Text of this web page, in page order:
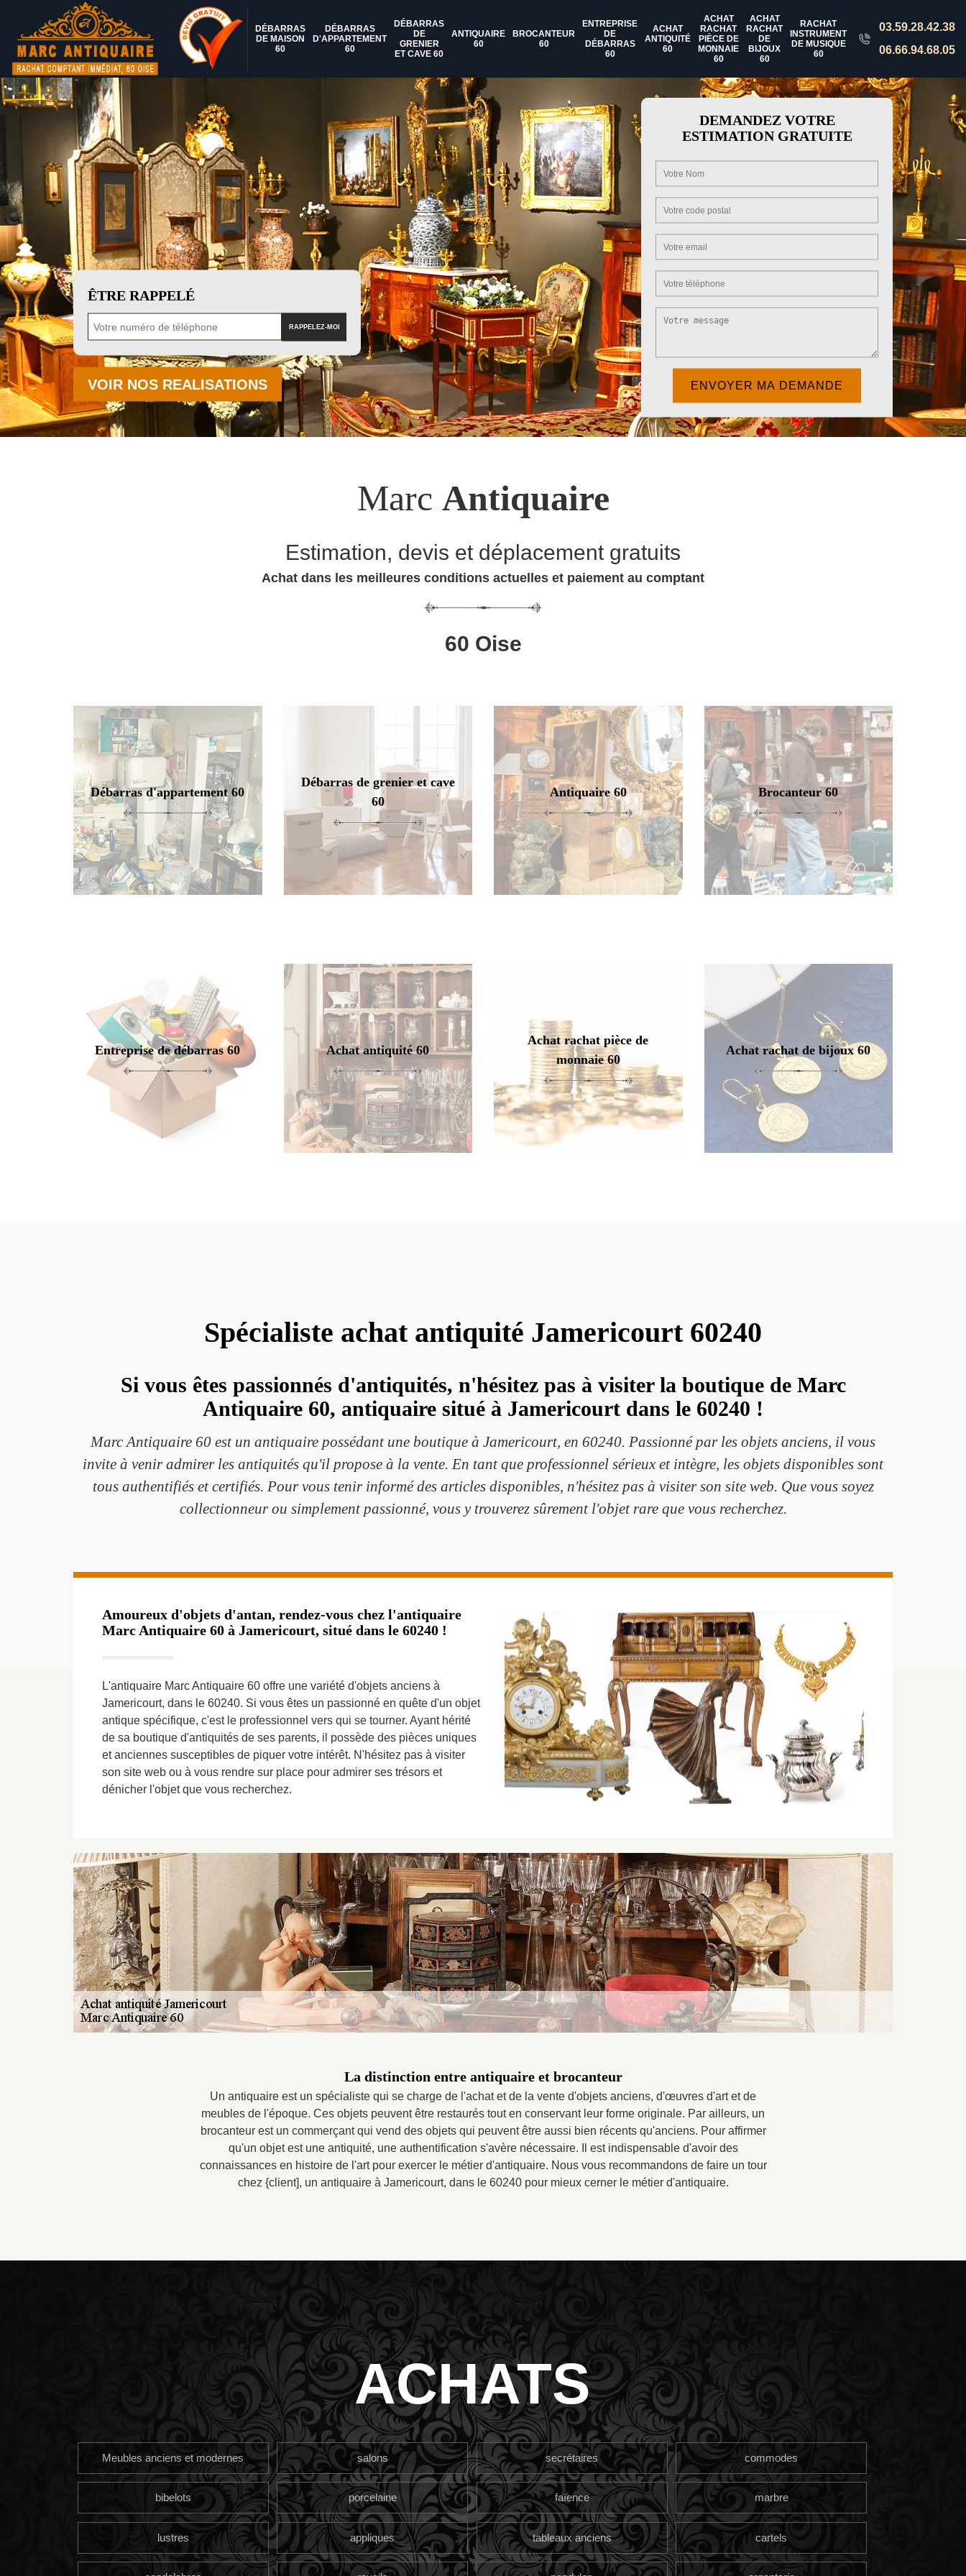
DÉBARRAS
DE MAISON
60
DÉBARRAS
D'APPARTEMENT
60
DÉBARRAS
DE
GRENIER
ET CAVE 60
ANTIQUAIRE
60
BROCANTEUR
60
ENTREPRISE
DE
DÉBARRAS
60
ACHAT
ANTIQUITÉ
60
ACHAT
RACHAT
PIÈCE DE
MONNAIE
60
ACHAT
RACHAT
DE
BIJOUX
60
RACHAT
INSTRUMENT
DE MUSIQUE
60
03.59.28.42.38
06.66.94.68.05
ÊTRE RAPPELÉ
VOIR NOS REALISATIONS
DEMANDEZ VOTRE
ESTIMATION GRATUITE
Marc Antiquaire
Estimation, devis et déplacement gratuits
Achat dans les meilleures conditions actuelles et paiement au comptant
60 Oise
Débarras d'appartement 60
Débarras de grenier et cave
60
Antiquaire 60 Brocanteur 60
Entreprise de débarras 60 Achat antiquité 60
Achat rachat pièce de
monnaie 60
Achat rachat de bijoux 60
Spécialiste achat antiquité Jamericourt 60240
Si vous êtes passionnés d'antiquités, n'hésitez pas à visiter la boutique de Marc
Antiquaire 60, antiquaire situé à Jamericourt dans le 60240 !
Marc Antiquaire 60 est un antiquaire possédant une boutique à Jamericourt, en 60240. Passionné par les objets anciens, il vous
invite à venir admirer les antiquités qu'il propose à la vente. En tant que professionnel sérieux et intègre, les objets disponibles sont
tous authentifiés et certifiés. Pour vous tenir informé des articles disponibles, n'hésitez pas à visiter son site web. Que vous soyez
collectionneur ou simplement passionné, vous y trouverez sûrement l'objet rare que vous recherchez.
Amoureux d'objets d'antan, rendez-vous chez l'antiquaire
Marc Antiquaire 60 à Jamericourt, situé dans le 60240 !
L'antiquaire Marc Antiquaire 60 offre une variété d'objets anciens à
Jamericourt, dans le 60240. Si vous êtes un passionné en quête d'un objet
antique spécifique, c'est le professionnel vers qui se tourner. Ayant hérité
de sa boutique d'antiquités de ses parents, il possède des pièces uniques
et anciennes susceptibles de piquer votre intérêt. N'hésitez pas à visiter
son site web ou à vous rendre sur place pour admirer ses trésors et
dénicher l'objet que vous recherchez.
La distinction entre antiquaire et brocanteur
Un antiquaire est un spécialiste qui se charge de l'achat et de la vente d'objets anciens, d'œuvres d'art et de
meubles de l'époque. Ces objets peuvent être restaurés tout en conservant leur forme originale. Par ailleurs, un
brocanteur est un commerçant qui vend des objets qui peuvent être aussi bien récents qu'anciens. Pour affirmer
qu'un objet est une antiquité, une authentification s'avère nécessaire. Il est indispensable d'avoir des
connaissances en histoire de l'art pour exercer le métier d'antiquaire. Nous vous recommandons de faire un tour
chez {client], un antiquaire à Jamericourt, dans le 60240 pour mieux cerner le métier d'antiquaire.
ACHATS
Meubles anciens et modernes salons secrétaires commodes
bibelots porcelaine faïence marbre
lustres appliques tableaux anciens cartels